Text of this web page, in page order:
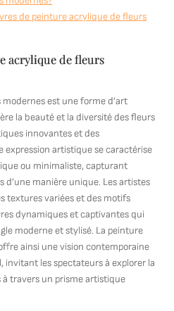
de peinture acrylique de fleurs
acrylique de fleurs
est une forme d’art
la beauté et la diversité des fleurs
innovantes et des
artistique se caractérise
ou minimaliste, capturant
d’une manière unique. Les artistes
textures variées et des motifs
dynamiques et captivantes qui
moderne et stylisé. La peinture
ainsi une vision contemporaine
invitant les spectateurs à explorer la
travers un prisme artistique